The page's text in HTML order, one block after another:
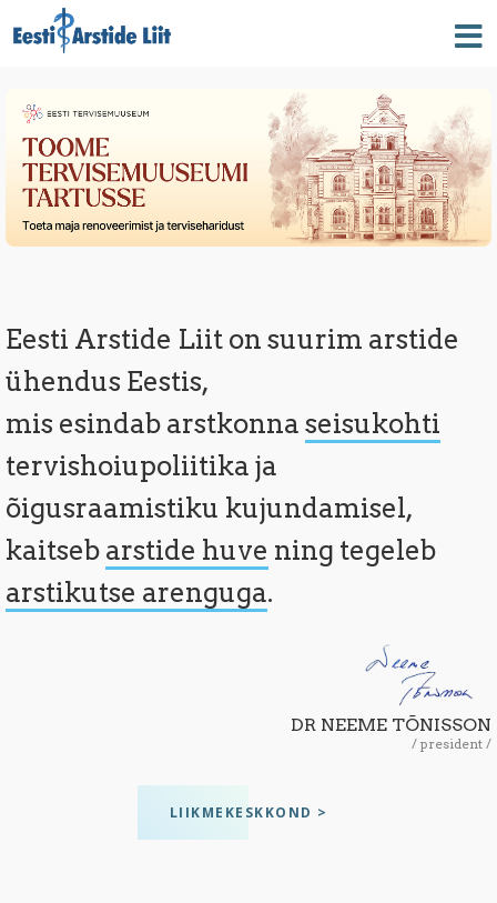
Eesti Arstide Liit on suurim arstide
ühendus Eestis,
mis esindab arstkonna seisukohti
tervishoiupoliitika ja
õigusraamistiku kujundamisel,
kaitseb arstide huve ning tegeleb
arstikutse arenguga.
DR NEEME TÕNISSON
president
LIIKMEKESKKOND >